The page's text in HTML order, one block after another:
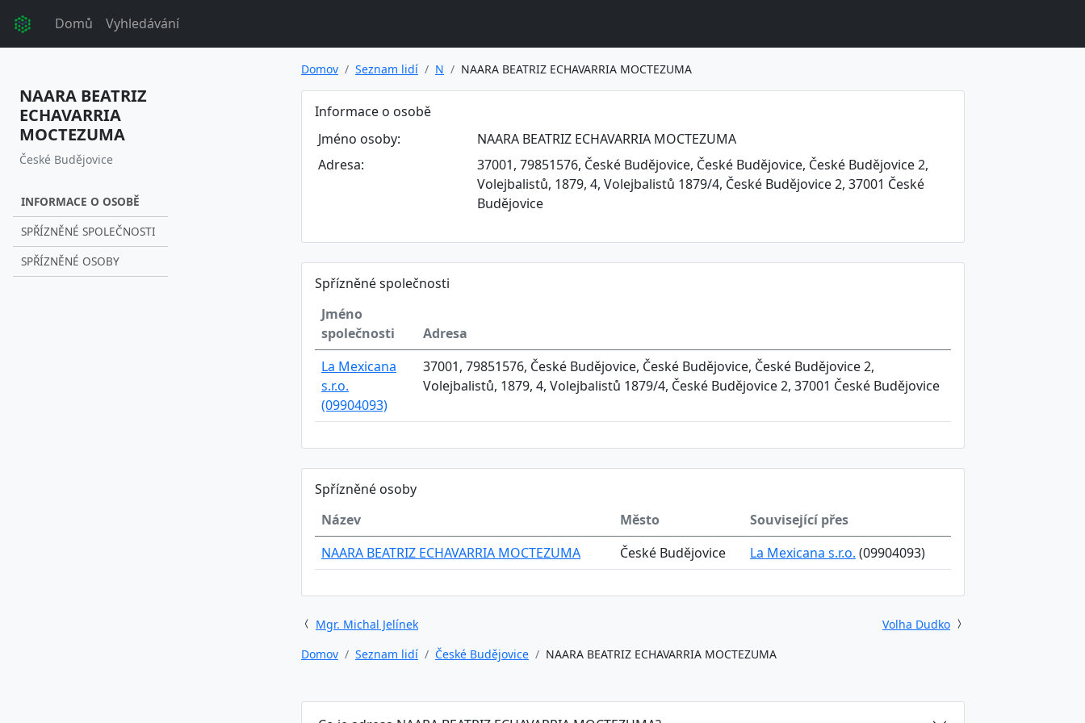
Domů Vyhledávání
NAARA BEATRIZ
ECHAVARRIA
MOCTEZUMA
České Budějovice
INFORMACE O OSOBĚ
SPŘÍZNĚNÉ SPOLEČNOSTI
SPŘÍZNĚNÉ OSOBY
Domov Seznam lidí N NAARA BEATRIZ ECHAVARRIA MOCTEZUMA
Informace o osobě
Jméno osoby:
NAARA BEATRIZ ECHAVARRIA MOCTEZUMA
Adresa:
37001, 79851576, České Budějovice, České Budějovice, České Budějovice 2,
Volejbalistů, 1879, 4, Volejbalistů 1879/4, České Budějovice 2, 37001 České
Budějovice
Spřízněné společnosti
Jméno
společnosti
Adresa
La Mexicana
s.r.o.
(09904093)
37001, 79851576, České Budějovice, České Budějovice, České Budějovice 2,
Volejbalistů, 1879, 4, Volejbalistů 1879/4, České Budějovice 2, 37001 České Budějovice
Spřízněné osoby
Název
Město
Související přes
NAARA BEATRIZ ECHAVARRIA MOCTEZUMA
České Budějovice La Mexicana s.r.o. (09904093)
Mgr. Michal Jelínek
Volha Dudko
Domov
Seznam lidí České Budějovice NAARA BEATRIZ ECHAVARRIA MOCTEZUMA